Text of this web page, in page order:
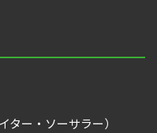
ター・ソーサラー）